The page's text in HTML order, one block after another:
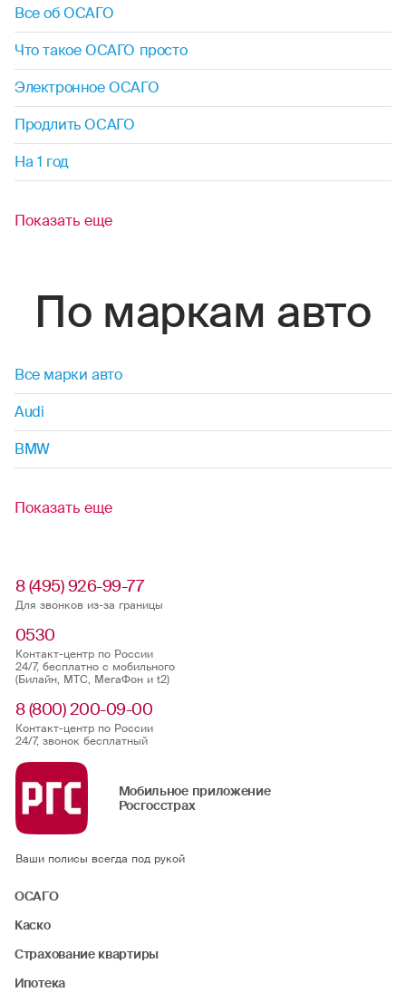
Все об ОСАГО
Что такое ОСАГО просто
Электронное ОСАГО
Продлить ОСАГО
На 1 год
Показать еще
По маркам авто
Все марки авто
Audi
BMW
Показать еще
8 (495) 926-99-77
Для звонков из-за границы
0530
Контакт-центр по России
24/7, бесплатно с мобильного
(Билайн, МТС, МегаФон и t2)
8 (800) 200-09-00
Контакт-центр по России
24/7, звонок бесплатный
Мобильное приложение
Росгосстрах
Ваши полисы всегда под рукой
ОСАГО
Каско
Страхование квартиры
Ипотека